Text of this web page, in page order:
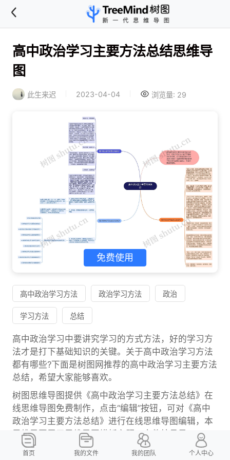
高中政治学习主要方法总结思维导
图
此生来迟 2023-04-04 浏览量: 29
免费使用
高中政治学习方法 政治学习方法 政治
学习方法 总结
高中政治学习中要讲究学习的方式方法，好的学习方
法才是打下基础知识的关键。关于高中政治学习方法
都有哪些?下面是树图网推荐的高中政治学习主要方法
总结，希望大家能够喜欢。
树图思维导图提供《高中政治学习主要方法总结》在
线思维导图免费制作，点击“编辑”按钮，可对《高中
政治学习主要方法总结》进行在线思维导图编辑，本
思维导图属于思维导图模板主题，文件编号是：
5bffe0be8a275c37f305fa84e07ac056
首页 我的文件 我的团队 个人中心